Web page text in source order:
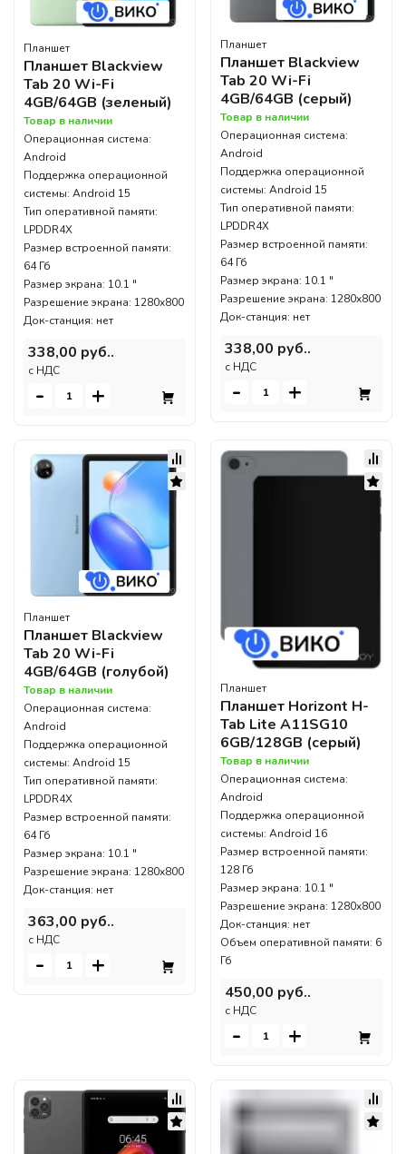
Планшет
Планшет Blackview
Tab 20 Wi-Fi
4GB/64GB (зеленый)
Товар в наличии
Операционная система:
Android
Поддержка операционной
системы: Android 15
Тип оперативной памяти:
LPDDR4X
Размер встроенной памяти:
64 Гб
Размер экрана: 10.1 "
Разрешение экрана: 1280x800
Док-станция: нет
338,00 руб..
c НДС
- +
Планшет
Планшет Blackview
Tab 20 Wi-Fi
4GB/64GB (серый)
Товар в наличии
Операционная система:
Android
Поддержка операционной
системы: Android 15
Тип оперативной памяти:
LPDDR4X
Размер встроенной памяти:
64 Гб
Размер экрана: 10.1 "
Разрешение экрана: 1280x800
Док-станция: нет
338,00 руб..
c НДС
- +
Планшет
Планшет Blackview
Tab 20 Wi-Fi
4GB/64GB (голубой)
Товар в наличии
Операционная система:
Android
Поддержка операционной
системы: Android 15
Тип оперативной памяти:
LPDDR4X
Размер встроенной памяти:
64 Гб
Размер экрана: 10.1 "
Разрешение экрана: 1280x800
Док-станция: нет
363,00 руб..
c НДС
- +
Планшет
Планшет Horizont H-
Tab Lite A11SG10
6GB/128GB (серый)
Товар в наличии
Операционная система:
Android
Поддержка операционной
системы: Android 16
Размер встроенной памяти:
128 Гб
Размер экрана: 10.1 "
Разрешение экрана: 1280x800
Док-станция: нет
Объем оперативной памяти: 6
Гб
450,00 руб..
c НДС
- +